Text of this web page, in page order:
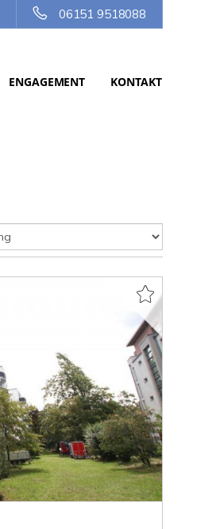
06151 9518088
ENGAGEMENT KONTAKT